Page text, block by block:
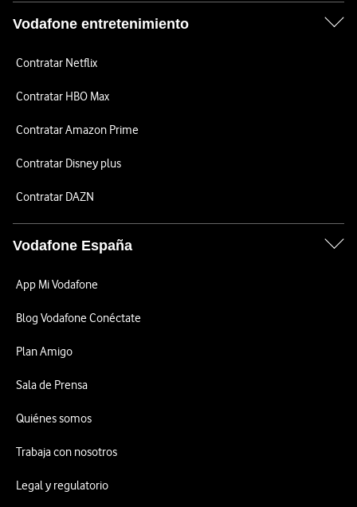
Vodafone entretenimiento
Contratar Netflix
Contratar HBO Max
Contratar Amazon Prime
Contratar Disney plus
Contratar DAZN
Vodafone España
App Mi Vodafone
Blog Vodafone Conéctate
Plan Amigo
Sala de Prensa
Quiénes somos
Trabaja con nosotros
Legal y regulatorio